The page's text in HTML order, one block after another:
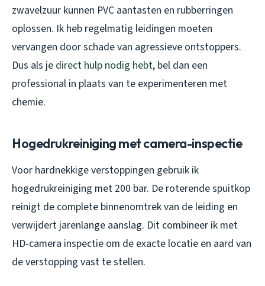
zwavelzuur kunnen PVC aantasten en rubberringen
oplossen. Ik heb regelmatig leidingen moeten
vervangen door schade van agressieve ontstoppers.
Dus als je direct hulp nodig hebt, bel dan een
professional in plaats van te experimenteren met
chemie.
Hogedrukreiniging met camera-inspectie
Voor hardnekkige verstoppingen gebruik ik
hogedrukreiniging met 200 bar. De roterende spuitkop
reinigt de complete binnenomtrek van de leiding en
verwijdert jarenlange aanslag. Dit combineer ik met
HD-camera inspectie om de exacte locatie en aard van
de verstopping vast te stellen.